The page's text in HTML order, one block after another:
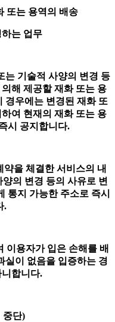
또는 용역의 배송
는 업무
는 기술적 사양의 변경 등
해 제공할 재화 또는 용
경우에는 변경된 재화 또
여 현재의 재화 또는 용
시 공지합니다.
을 체결한 서비스의 내
의 변경 등의 사유로 변
통지 가능한 주소로 즉시
.
이용자가 입은 손해를 배
실이 없음을 입증하는 경
합니다.
중단)